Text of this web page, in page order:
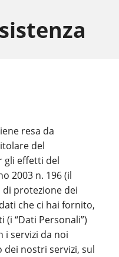
resa da
del
gli effetti del
2003 n. 196 (il
di protezione dei
che ci hai fornito,
“Dati Personali”)
i servizi da noi
dei nostri servizi, sul